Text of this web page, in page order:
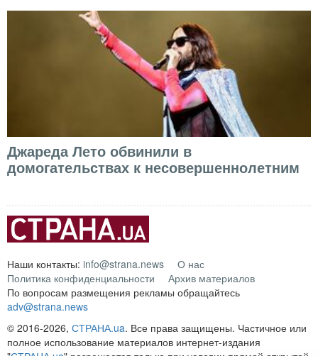
Джареда Лето обвинили в
домогательствах к несовершеннолетним
Наши контакты: info@strana.news
О нас
Политика конфиденциальности
Архив материалов
По вопросам размещения рекламы обращайтесь
adv@strana.news
© 2016-2026, СТРАНА.ua. Все права защищены. Частичное или
полное использование материалов интернет-издания